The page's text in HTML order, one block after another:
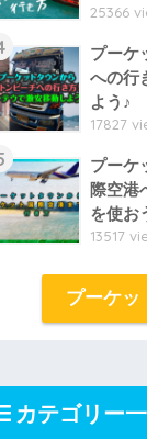
25366
プーケ
への行
よう♪
17827
プーケ
際空港
を使お
13517
プーケッ
カテゴリー